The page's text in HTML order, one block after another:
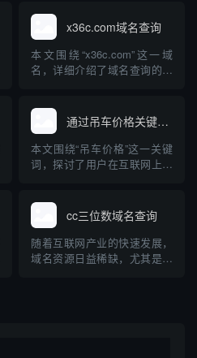
文将介绍查询中文域名转让的
基本方法，以及在转让过程中
的法律风险和注意事项，帮助
用户安全、规范、高效地完成
x36c.com域名查询
本文围绕“x36c.com”这一域
名，详细介绍了域名查询的基
络安全背景，分析了域名查询
的实际意义与注意事项。旨在
帮助读者全方位了解域名查询
的操作及其在互联网生态中的
通过吊车价格关键词查询到的域名
本文围绕“吊车价格”这一关键
词，探讨了用户在互联网上通
并分析了这些域名的类型、内
容特点及其在行业中的作用。
文章还对影响吊车价格的关键
因素进行了简要科普，帮助有
cc三位数域名查询
随着互联网产业的快速发展，
域名资源日益稀缺，尤其是三